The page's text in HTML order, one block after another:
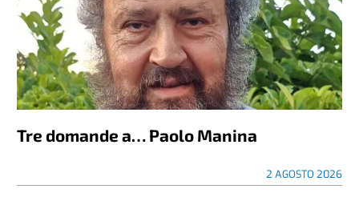
Tre domande a… Paolo Manina
2 AGOSTO 2026